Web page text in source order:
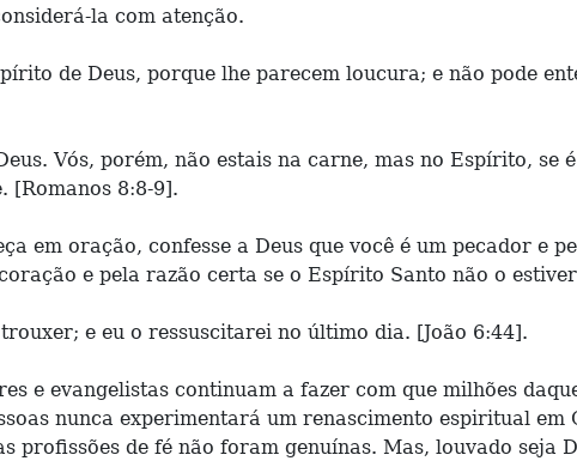
la com atenção.
de Deus, porque lhe parecem loucura; e não pode
Vós, porém, não estais na carne, mas no Espírito, se
[Romanos 8:8-9].
em oração, confesse a Deus que você é um pecador e
e pela razão certa se o Espírito Santo não o
e eu o ressuscitarei no último dia. [João 6:44].
e evangelistas continuam a fazer com que milhões
nunca experimentará um renascimento espiritual
profissões de fé não foram genuínas. Mas, louvado seja